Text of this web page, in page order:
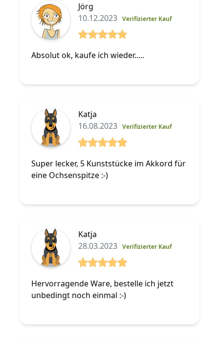
Jörg
10.12.2023 Verifizierter Kauf
Absolut ok, kaufe ich wieder.....
Katja
16.08.2023 Verifizierter Kauf
Super lecker, 5 Kunststücke im Akkord für
eine Ochsenspitze :-)
Katja
28.03.2023 Verifizierter Kauf
Hervorragende Ware, bestelle ich jetzt
unbedingt noch einmal :-)